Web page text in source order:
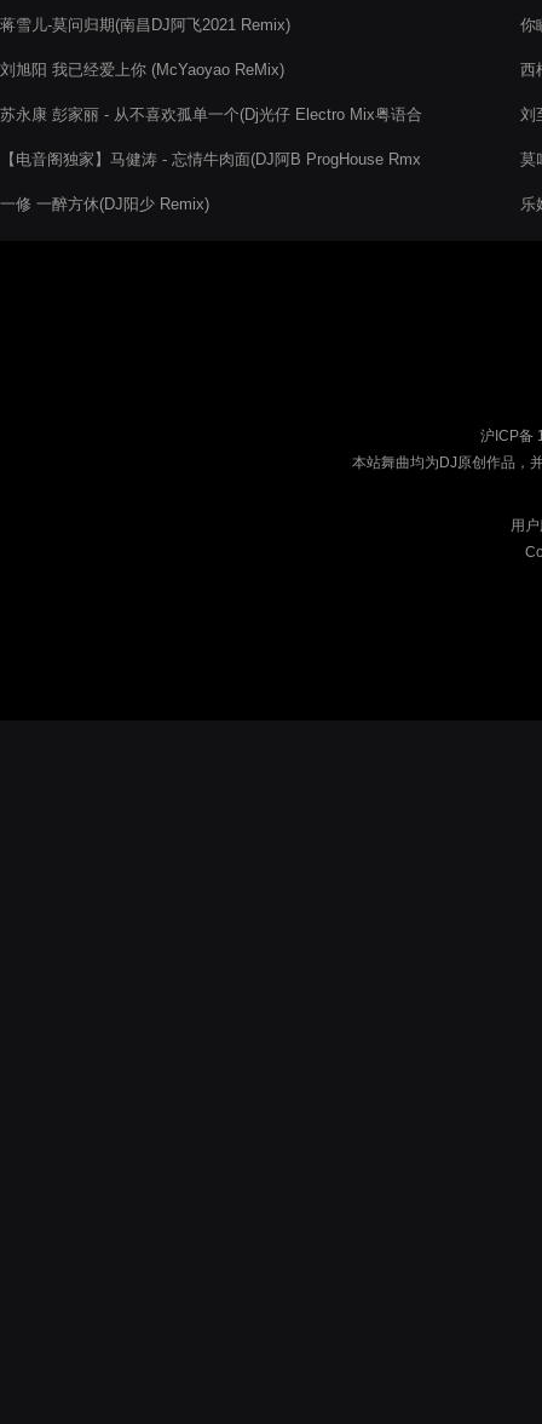
蒋雪儿-莫问归期(南昌DJ阿飞2021 Remix)
刘旭阳 我已经爱上你 (McYaoyao ReMix)
苏永康 彭家丽 - 从不喜欢孤单一个(Dj光仔 Electro Mix粤语合
【电音阁独家】马健涛 - 忘情牛肉面(DJ阿B ProgHouse Rmx
一修 一醉方休(DJ阳少 Remix)
你
西
刘
莫
乐
沪ICP备
本站舞曲均为DJ原创作品，
用